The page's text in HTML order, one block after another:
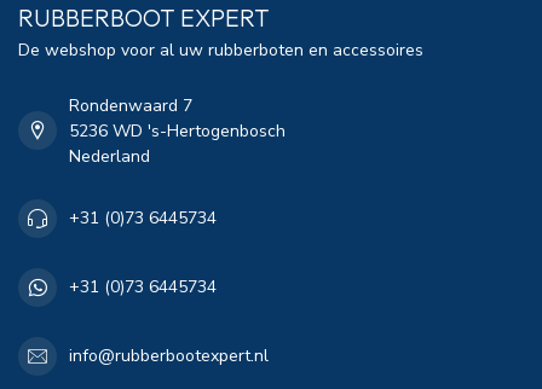
RUBBERBOOT EXPERT
De webshop voor al uw rubberboten en accessoires
Rondenwaard 7
5236 WD 's-Hertogenbosch
Nederland
+31 (0)73 6445734
+31 (0)73 6445734
info@rubberbootexpert.nl